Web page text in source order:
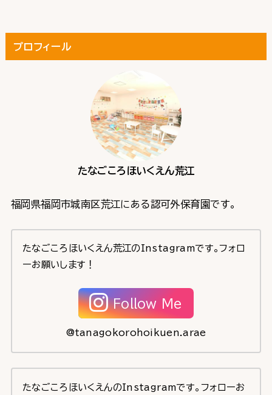
プロフィール
たなごころほいくえん荒江
福岡県福岡市城南区荒江にある認可外保育園です。
たなごころほいくえん荒江のInstagramです。フォロ
ーお願いします！
Follow Me
@tanagokorohoikuen.arae
たなごころほいくえんのInstagramです。フォローお